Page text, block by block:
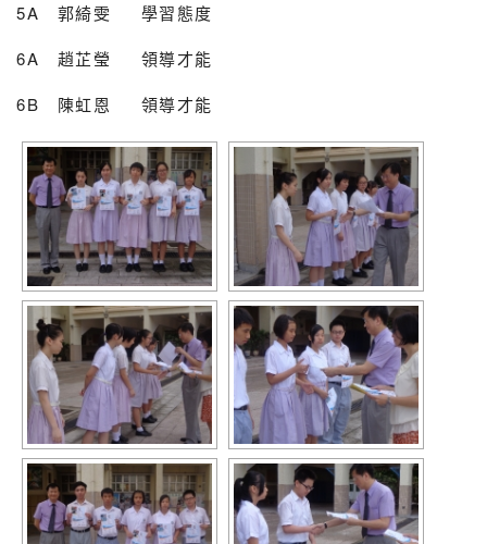
5A 郭綺雯 學習態度
6A 趙芷瑩 領導才能
6B 陳虹恩 領導才能